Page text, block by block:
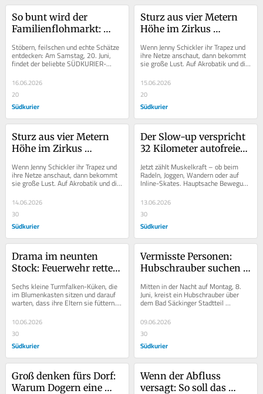
So bunt wird der
Familienflohmarkt:
Spielzeug und Kurioses
im Schatten der Bäume
Stöbern, feilschen und echte Schätze
entdecken: Am Samstag, 20. Juni,
findet der beliebte SÜDKURIER-
der...
16.06.2026
20
Südkurier
Sturz aus vier Metern
Höhe im Zirkus
Artistin Jenny Schickler
heute
Wenn Jenny Schickler ihr Trapez und
ihre Netze anschaut, dann bekommt
sie große Lust. Auf Akrobatik und die
Höhe. „Aber ich darf noch nicht“,...
15.06.2026
20
Südkurier
Sturz aus vier Metern
Höhe im Zirkus
Artistin Jenny Schickler
heute
Wenn Jenny Schickler ihr Trapez und
ihre Netze anschaut, dann bekommt
sie große Lust. Auf Akrobatik und die
Höhe. „Aber ich darf noch nicht“,...
14.06.2026
30
Südkurier
Der Slow-up verspricht
32 Kilometer autofreies
gibt einige Änderungen
Jetzt zählt Muskelkraft – ob beim
Radeln, Joggen, Wandern oder auf
Inline-Skates. Hauptsache Bewegung
und Hauptsache ohne Motor. Denn
am Sonntag,...
13.06.2026
30
Südkurier
Drama im neunten
Stock: Feuerwehr rettet
Küken aus dem
Blumenkasten
Sechs kleine Turmfalken-Küken, die
im Blumenkasten sitzen und darauf
warten, dass ihre Eltern sie füttern.
Ein Schauspiel, das eine Bad
Säckingerin...
10.06.2026
30
Südkurier
Vermisste Personen:
Hubschrauber suchen
Säckingen ab
Mitten in der Nacht auf Montag, 8.
Juni, kreist ein Hubschrauber über
dem Bad Säckinger Stadtteil
Wallbach. Christoph Efinger,
Pressesprecher beim...
09.06.2026
30
Südkurier
Groß denken fürs Dorf:
Warum Dogern eine
Wenn der Abfluss
versagt: So soll das